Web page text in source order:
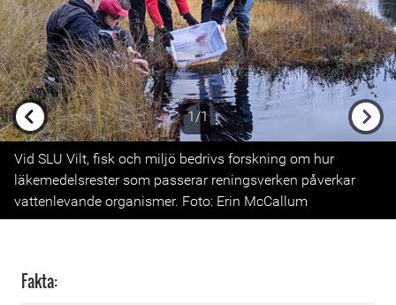
1/1
Previous
Vid SLU Vilt, fisk och miljö bedrivs forskning om hur
läkemedelsrester som passerar reningsverken påverkar
vattenlevande organismer. Foto: Erin McCallum
Fakta: